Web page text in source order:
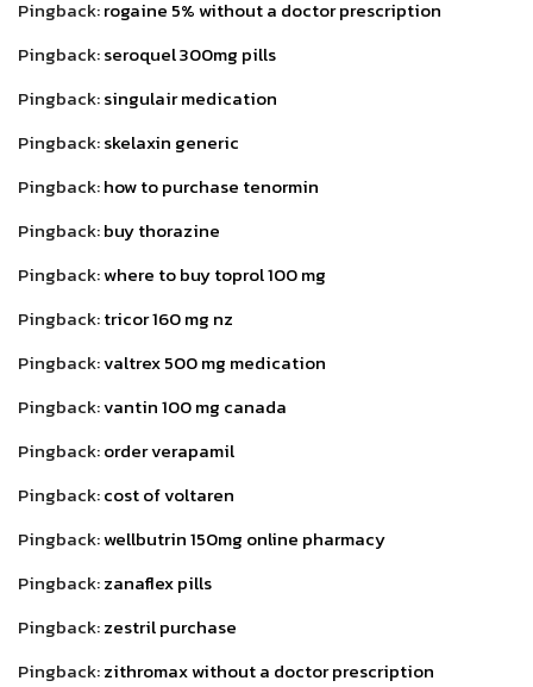
Pingback:rogaine 5% without a doctor prescription
Pingback:seroquel 300mg pills
Pingback:singulair medication
Pingback:skelaxin generic
Pingback:how to purchase tenormin
Pingback:buy thorazine
Pingback:where to buy toprol 100 mg
Pingback:tricor 160 mg nz
Pingback:valtrex 500 mg medication
Pingback:vantin 100 mg canada
Pingback:order verapamil
Pingback:cost of voltaren
Pingback:wellbutrin 150mg online pharmacy
Pingback:zanaflex pills
Pingback:zestril purchase
Pingback:zithromax without a doctor prescription